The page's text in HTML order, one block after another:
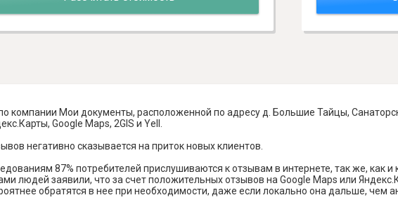
компании Мои документы, расположенной по адресу д. Большие Тайцы,
Google Maps, 2GIS и Yell.
негативно сказывается на приток новых клиентов.
87% потребителей прислушиваются к отзывам в интернете, так же, как
людей заявили, что за счет положительных отзывов на Google Maps или
обратятся в нее при необходимости, даже если локально она дальше, чем